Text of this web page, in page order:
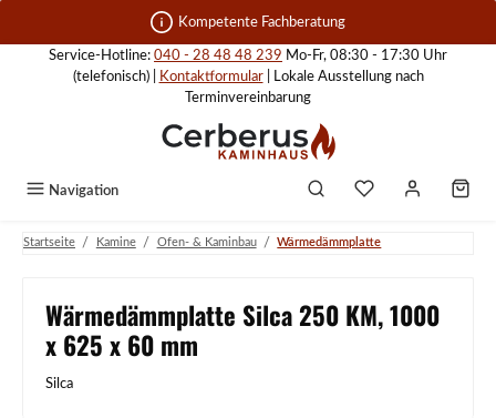
Zum Hauptinhalt springen Kompetente Fachberatung
Service-Hotline: 040 - 28 48 48 239 Mo-Fr, 08:30 - 17:30 Uhr
(telefonisch) |
Kontaktformular| Lokale Ausstellung nach
Terminvereinbarung
Navigation
Startseite / Kamine / Ofen- & Kaminbau / Wärmedämmplatte
Wärmedämmplatte Silca 250 KM, 1000
x 625 x 60 mm
Silca